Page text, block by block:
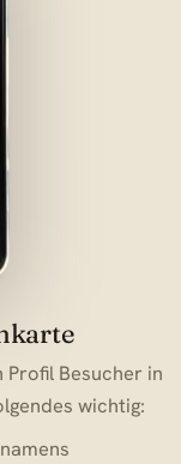
Besucher in
wichtig: